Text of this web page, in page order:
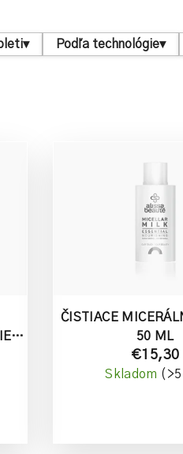
▾ Podľa technológie▾
A
ČISTIACE
50 ML
€15,30
Skladom